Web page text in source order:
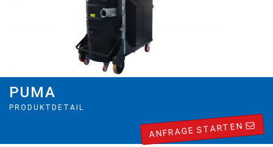
PUMA
PRODUKTDETAIL
ANFRAGE STARTEN